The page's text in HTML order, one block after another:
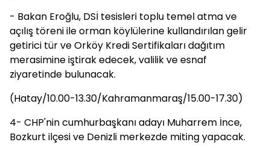
- Bakan Eroğlu, DSİ tesisleri toplu temel atma ve
açılış töreni ile orman köylülerine kullandırılan gelir
getirici tür ve Orköy Kredi Sertifikaları dağıtım
merasimine iştirak edecek, valilik ve esnaf
ziyaretinde bulunacak.
(Hatay/10.00-13.30/Kahramanmaraş/15.00-17.30)
4- CHP'nin cumhurbaşkanı adayı Muharrem İnce,
Bozkurt ilçesi ve Denizli merkezde miting yapacak.